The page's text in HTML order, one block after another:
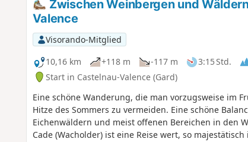
Zwischen Weinbergen und
Valence
Visorando-Mitglied
10,16 km
+118 m -117 m 3:15 Std.
Start in Castelnau-Valence (Gard)
Eine schöne Wanderung, die man vorzugsweise im
Hitze des Sommers zu vermeiden. Eine schöne
Eichenwäldern und meist offenen Bereichen in den
Cade (Wacholder) ist eine Reise wert, so